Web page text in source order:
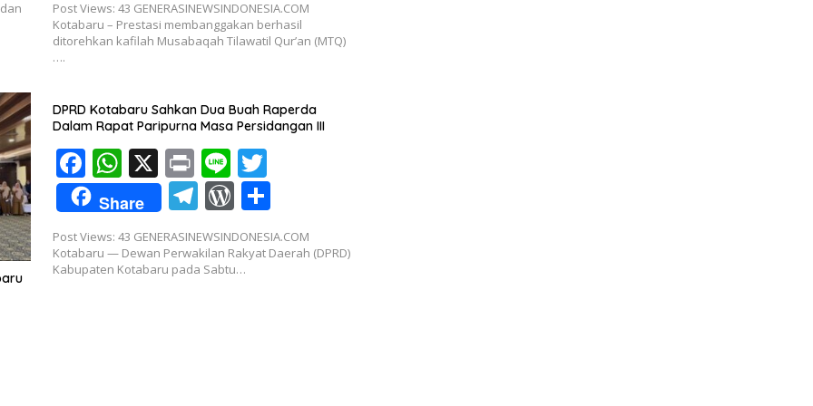
b
o
k
s
A
p
er
e
gr
m
d
Pr
ss
ar
e
Post Views: 43 GENERASINEWSINDONESIA.COM
Kotabaru – Prestasi membanggakan berhasil
ditorehkan kafilah Musabaqah Tilawatil Qur’an (MTQ)
….
DPRD Kotabaru Sahkan Dua Buah Raperda
Dalam Rapat Paripurna Masa Persidangan III
F
ac
e
b
o
W
h
at
s
A
X Pr
in
t
Li
n
e
T
w
itt
er
Share T
el
e
gr
W
or
d
Pr
S
h
ar
Post Views: 43 GENERASINEWSINDONESIA.COM
Kotabaru — Dewan Perwakilan Rakyat Daerah (DPRD)
Kabupaten Kotabaru pada Sabtu…